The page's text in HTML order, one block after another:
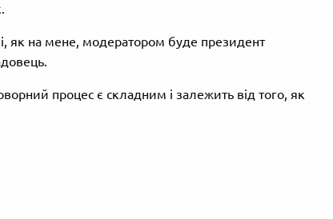
як на мене, модератором буде президент
процес є складним і залежить від того, як